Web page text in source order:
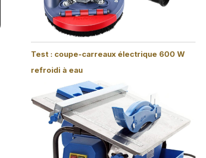
Test : coupe-carreaux électrique 600 W
refroidi à eau